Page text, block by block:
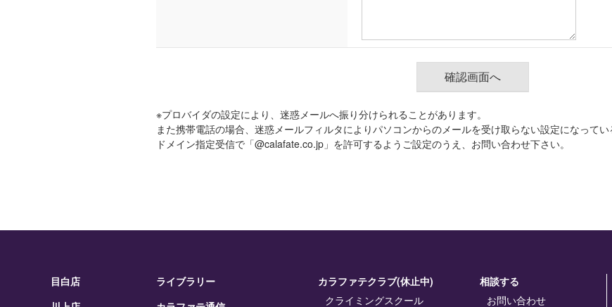
※プロバイダの設定により、迷惑メールへ振り分けられることがあります。
また携帯電話の場合、迷惑メールフィルタによりパソコンからのメールを受け取らない設定になってい
ドメイン指定受信で「@calafate.co.jp」を許可するようご設定のうえ、お問い合わせ下さい。
目白店
ライブラリー
カラファテクラブ(休止中)
クライミングスクール
相談する
お問い合わせ